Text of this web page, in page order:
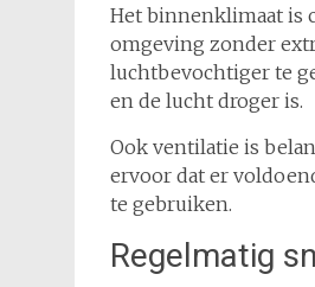
Het binnenklimaat is
omgeving zonder
luchtbevochtiger te
en de lucht droger is.
Ook ventilatie is
ervoor dat er
te gebruiken.
Regelmatig